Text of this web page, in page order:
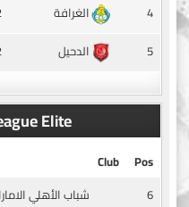
4
الغرافة
5
الدحيل
Elite
Pos
Club
6
شباب الأهلي